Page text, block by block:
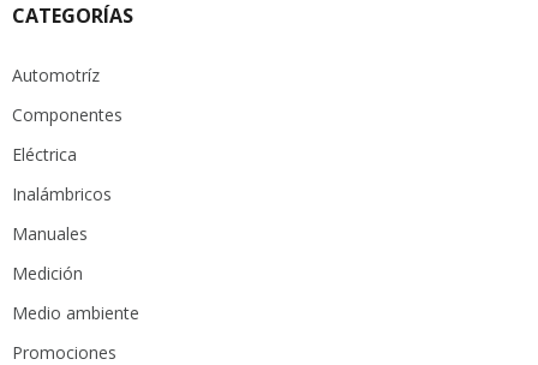
CATEGORÍAS
Automotríz
Componentes
Eléctrica
Inalámbricos
Manuales
Medición
Medio ambiente
Promociones